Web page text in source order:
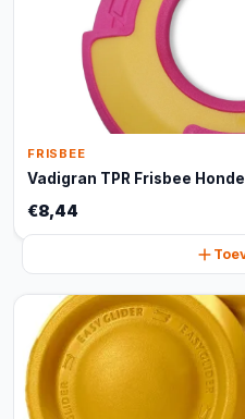
FRISBEE
Vadigran TPR Frisbee
€8,44